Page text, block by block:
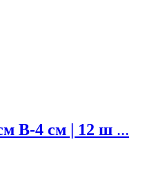
В-4 см | 12 ш ...